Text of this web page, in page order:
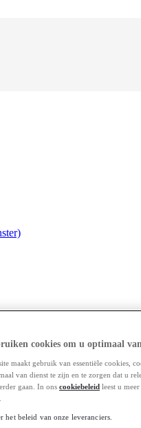
cookies om u optimaal
maakt gebruik van essentiële cookies,
van dienst te zijn en te zorgen dat u
gaan. In ons cookiebeleid leest u
het beleid van onze leveranciers.